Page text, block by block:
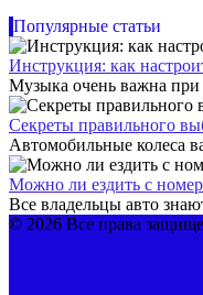
Популярные статьи
Инструкция: как
Музыка очень важна при
Секреты правильного
Автомобильные колеса
Можно ли ездить с
Все владельцы авто
© 2026 Все права